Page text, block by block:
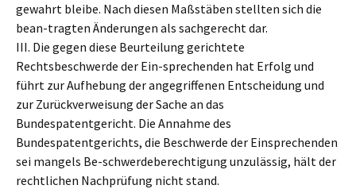
gewahrt bleibe. Nach diesen Maßstäben stellten sich die
bean-tragten Änderungen als sachgerecht dar.
III. Die gegen diese Beurteilung gerichtete
Rechtsbeschwerde der Ein-sprechenden hat Erfolg und
führt zur Aufhebung der angegriffenen Entscheidung und
zur Zurückverweisung der Sache an das
Bundespatentgericht. Die Annahme des
Bundespatentgerichts, die Beschwerde der Einsprechenden
sei mangels Be-schwerdeberechtigung unzulässig, hält der
rechtlichen Nachprüfung nicht stand.